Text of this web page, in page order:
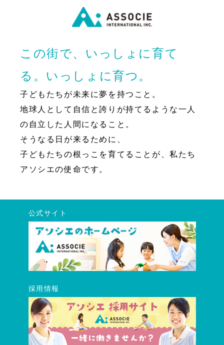
この街で、いっしょに育て
る。いっしょに育つ。
子どもたちが未来に夢を持つこと。
地球人として自信と誇りが持てるような一人
の自立した人間になること。
そうなる日が来るために、
子どもたちの根っこを育てることが、私たち
アソシエの使命です。
公式サイト
採用情報